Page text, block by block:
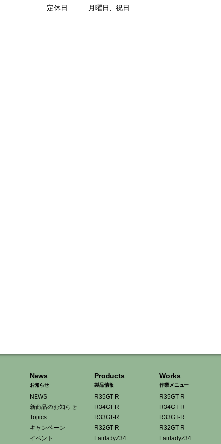
定休日 月曜日、祝日
News
お知らせ
NEWS
新商品のお知らせ
Topics
キャンペーン
イベント
Products
製品情報
R35GT-R
R34GT-R
R33GT-R
R32GT-R
FairladyZ34
Works
作業メニュー
R35GT-R
R34GT-R
R33GT-R
R32GT-R
FairladyZ34